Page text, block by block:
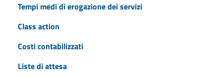
Tempi medi di erogazione dei servizi
Class action
Costi contabilizzati
Liste di attesa